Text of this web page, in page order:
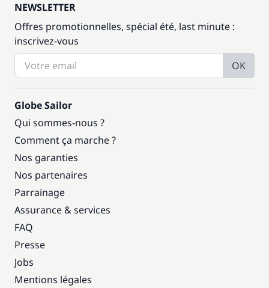
NEWSLETTER
Offres promotionnelles, spécial été, last minute :
inscrivez-vous
OK
Globe Sailor
Qui sommes-nous ?
Comment ça marche ?
Nos garanties
Nos partenaires
Parrainage
Assurance & services
FAQ
Presse
Jobs
Mentions légales